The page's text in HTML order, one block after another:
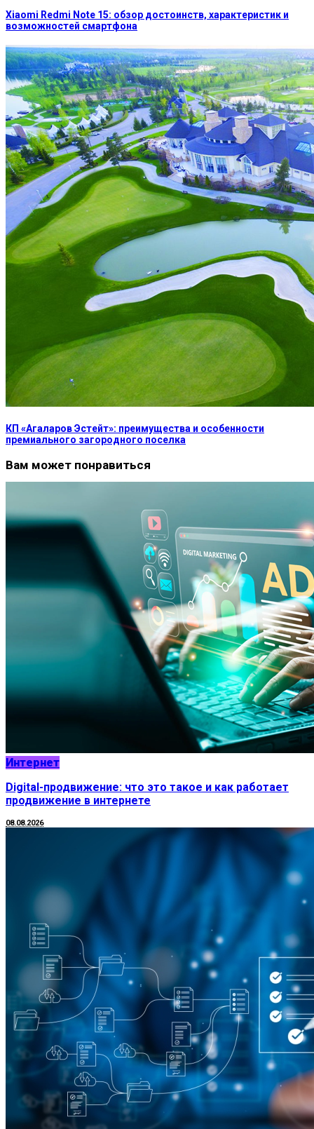
Xiaomi Redmi Note 15: обзор достоинств, характеристик и
возможностей смартфона
КП «Агаларов Эстейт»: преимущества и особенности
премиального загородного поселка
Вам может понравиться
Интернет
Digital-продвижение: что это такое и как работает
продвижение в интернете
08.08.2026